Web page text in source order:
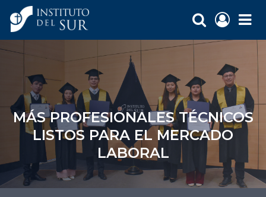
MÁS PROFESIONALES TÉCNICOS
LISTOS PARA EL MERCADO
LABORAL